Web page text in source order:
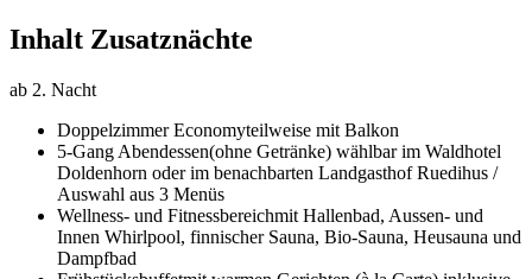
Inhalt Zusatznächte
ab 2. Nacht
Doppelzimmer Economyteilweise mit Balkon
5-Gang Abendessen(ohne Getränke) wählbar im Waldhotel
Doldenhorn oder im benachbarten Landgasthof Ruedihus /
Auswahl aus 3 Menüs
Wellness- und Fitnessbereichmit Hallenbad, Aussen- und
Innen Whirlpool, finnischer Sauna, Bio-Sauna, Heusauna und
Dampfbad